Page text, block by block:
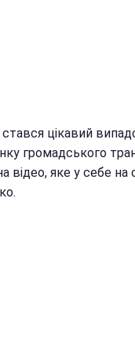
цікавий
громадського
відео, яке у себе на